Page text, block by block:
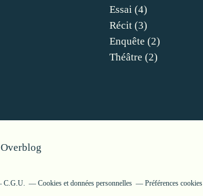
Essai (4)
Récit (3)
Enquête (2)
Théâtre (2)
Overblog
C.G.U. Cookies et données personnelles Préférences cookies